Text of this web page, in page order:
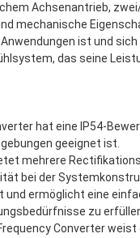
Achsenantrieb,
mechanische
ist und
das seine
hat eine IP54-
geeignet ist.
mehrere
bei der
ermöglicht eine
zu
Converter